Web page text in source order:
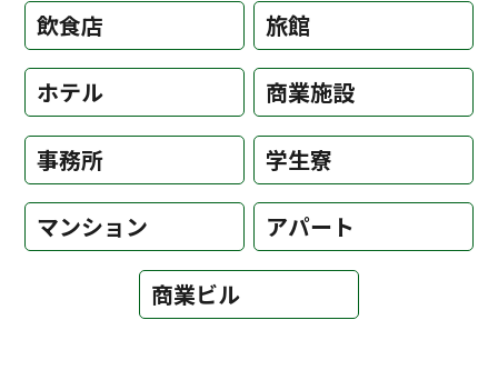
飲食店 旅館
ホテル 商業施設
事務所 学生寮
マンション アパート
商業ビル